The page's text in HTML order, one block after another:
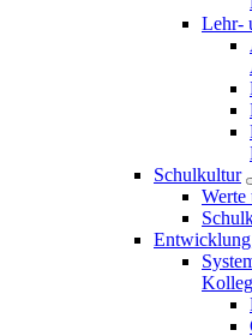
Lehr-
Schulkultur
Werte
Entwicklung